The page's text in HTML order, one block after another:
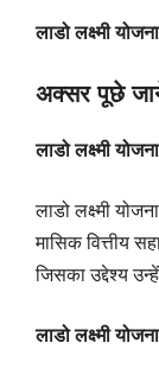
लाडो लक्ष्मी
अक्सर पूछे
लाडो लक्ष्मी
लाडो लक्ष्मी
मासिक वित्तीय
जिसका उद्देश्य
लाडो लक्ष्मी योजना